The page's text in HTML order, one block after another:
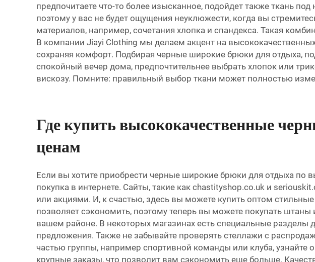
предпочитаете что-то более изысканное, подойдет также ткань
поэтому у вас не будет ощущения неуклюжести, когда вы
материалов, например, сочетания хлопка и спандекса. Такая
В компании Jiayi Clothing мы делаем акцент на
сохраняя комфорт. Подбирая черные широкие брюки для отдыха,
спокойный вечер дома, предпочтительнее выбрать хлопок или
вискозу. Помните: правильный выбор ткани может полностью
Где купить высококачественные
ценам
Если вы хотите приобрести черные широкие брюки для отдыха по
покупка в интернете. Сайты, такие как chastityshop.co.uk и
или акциями. И, к счастью, здесь вы можете купить оптом
позволяет сэкономить, поэтому теперь вы можете покупать
вашем районе. В некоторых магазинах есть специальные
предложения. Также не забывайте проверять стеллажи с
частью группы, например спортивной команды или клуба,
крупные заказы, что позволит вам сэкономить еще больше.